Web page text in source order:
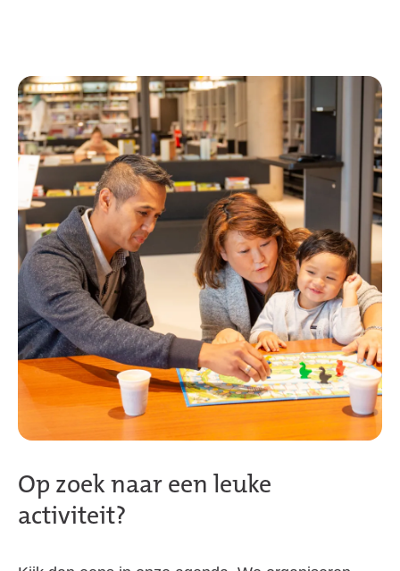
Op zoek naar een leuke
activiteit?